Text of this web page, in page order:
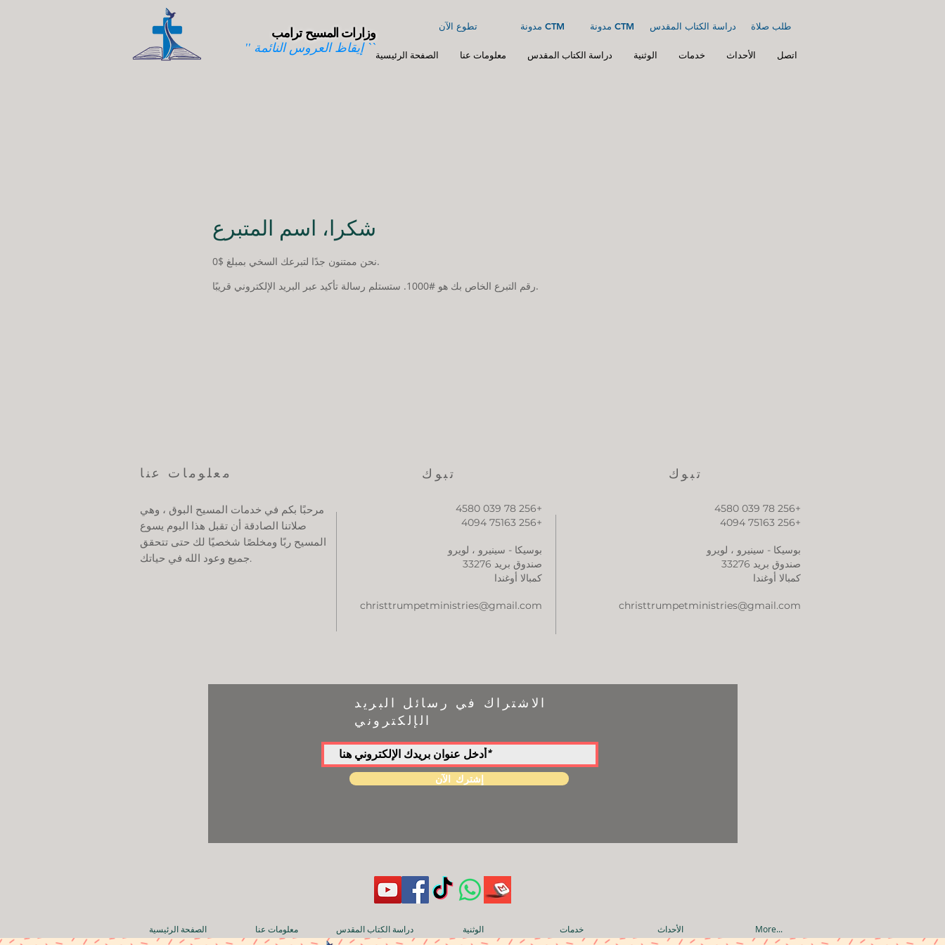
وزارات المسيح ترامب
`` إيقاظ العروس النائمة ''
تطوع الآن مدونة CTM دراسة الكتاب المقدس طلب صلاة
الصفحة الرئيسية معلومات عنا دراسة الكتاب المقدس الوثنية خدمات الأحداث اتصل
مدونة CTM
شكرا، اسم المتبرع
نحن ممتنون جدًا لتبرعك السخي بمبلغ $0.
رقم التبرع الخاص بك هو #1000. ستستلم رسالة تأكيد عبر البريد الإلكتروني قريبًا.
معلومات عنا تبوك تبوك
مرحبًا بكم في خدمات المسيح البوق ، وهي
صلاتنا الصادقة أن تقبل هذا اليوم يسوع
المسيح ربًا ومخلصًا شخصيًا لك حتى تتحقق
جميع وعود الله في حياتك.
+256 78 039 4580
+256 75163 4094
بوسيكا - سينيرو ، لويرو
صندوق بريد 33276
كمبالا أوغندا
christtrumpetministries@gmail.com
+256 78 039 4580
+256 75163 4094
بوسيكا - سينيرو ، لويرو
صندوق بريد 33276
كمبالا أوغندا
christtrumpetministries@gmail.com
الاشتراك في رسائل البريد
الإلكتروني
إشترك الآن
الصفحة الرئيسية معلومات عنا دراسة الكتاب المقدس الوثنية خدمات الأحداث More...